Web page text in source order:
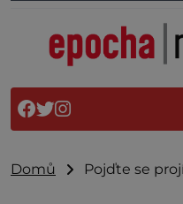
Domů Pojďte se